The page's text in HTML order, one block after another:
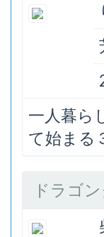
一人暮ら
て始まる
ドラゴ